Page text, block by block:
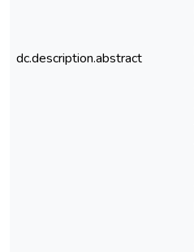
dc.description.abstract